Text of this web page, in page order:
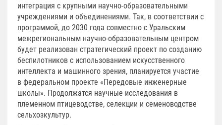
интеграция с крупными научно-образовательными
учреждениями и объединениями. Так, в соответствии с
программой, до 2030 года совместно с Уральским
межрегиональным научно-образовательным центром
будет реализован стратегический проект по созданию
беспилотников с использованием искусственного
интеллекта и машинного зрения, планируется участие
в федеральном проекте «Передовые инженерные
школы». Продолжатся научные исследования в
племенном птицеводстве, селекции и семеноводстве
сельхозкультур.